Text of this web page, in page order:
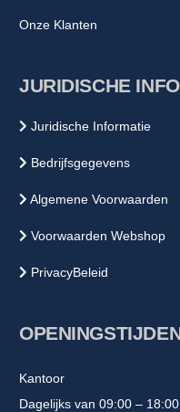
Onze Klanten
JURIDISCHE INFO
Juridische Informatie
Bedrijfsgegevens
Algemene Voorwaarden
Voorwaarden Webshop
PrivacyBeleid
Kantoor
Dagelijks van 09:00 – 18:00